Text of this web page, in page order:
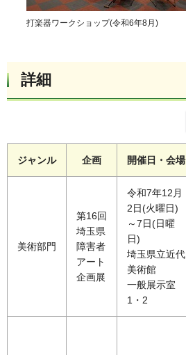
打楽器ワークショップ(令和6年8月)
詳細
ジャンル 企画 開催日・会場
美術部門
第16回
埼玉県
障害者
アート
企画展
令和7年12月
2日(火曜日)
～7日(日曜
日)
埼玉県立近代
美術館
一般展示室
1・2